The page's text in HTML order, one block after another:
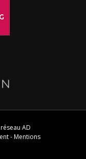
AD
-Mentions